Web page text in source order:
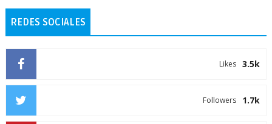
REDES SOCIALES
3.5k
Likes
1.7k
Followers